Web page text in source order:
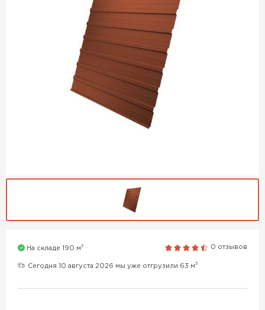
На складе 190 м3 0 отзывов
Сегодня 10 августа 2026 мы уже отгрузили 63 м3